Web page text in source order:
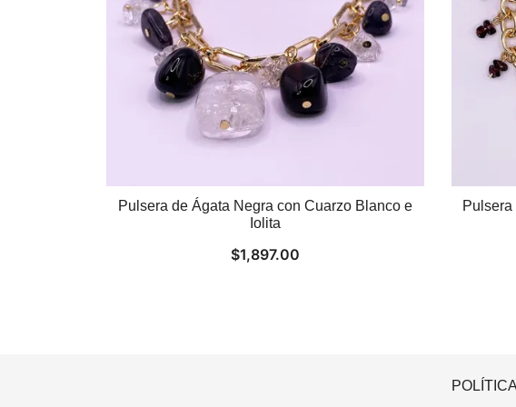
Pulsera de Ágata Negra con Cuarzo Blanco e
Iolita
$1,897.00